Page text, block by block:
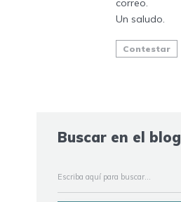
correo.
Un saludo.
Contestar
Buscar en el blog